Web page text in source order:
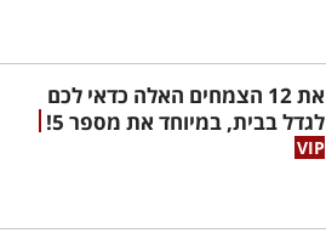
את 12 הצמחים האלה כדאי לכם
לגדל בבית, במיוחד את מספר 5!